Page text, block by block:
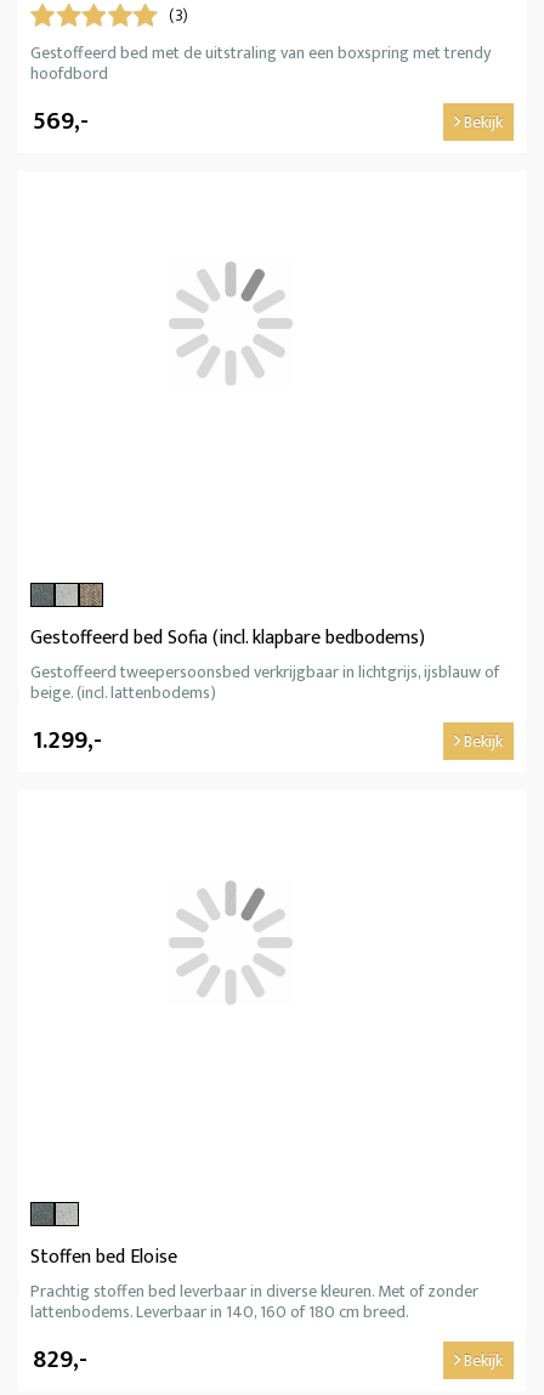
(3)
Gestoffeerd bed met de uitstraling van een boxspring met trendy
hoofdbord
569,- Bekijk
Gestoffeerd bed Sofia (incl. klapbare bedbodems)
Gestoffeerd tweepersoonsbed verkrijgbaar in lichtgrijs, ijsblauw of
beige. (incl. lattenbodems)
1.299,- Bekijk
Stoffen bed Eloise
Prachtig stoffen bed leverbaar in diverse kleuren. Met of zonder
lattenbodems. Leverbaar in 140, 160 of 180 cm breed.
829,- Bekijk